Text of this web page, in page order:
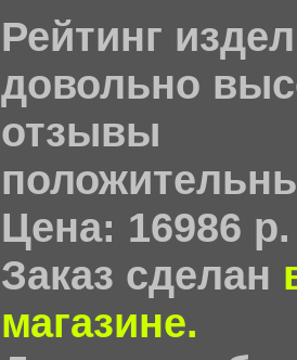
Рейтинг
довольно
отзывы
Цена: 16986 р.
Заказ сделан
магазине.